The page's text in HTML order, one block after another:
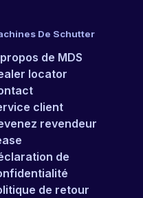
De Schutter
de MDS
locator
client
revendeur
de
de retour